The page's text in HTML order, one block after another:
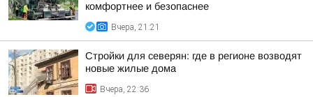
комфортнее и безопаснее
Вчера, 21:21
Стройки для северян: где в регионе возводят
новые жилые дома
Вчера, 22:36